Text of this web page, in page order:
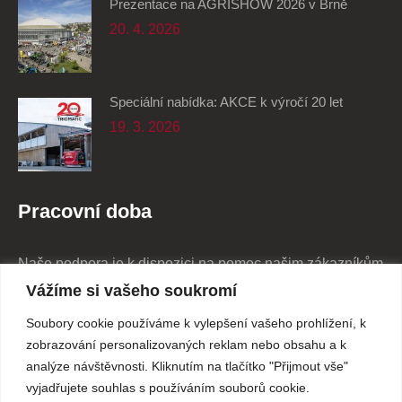
Vážíme si vašeho soukromí
Soubory cookie používáme k vylepšení vašeho prohlížení, k
zobrazování personalizovaných reklam nebo obsahu a k
analýze návštěvnosti. Kliknutím na tlačítko "Přijmout vše"
vyjadřujete souhlas s používáním souborů cookie.
Prezentace na AGRISHOW 2026 v Brně
20. 4. 2026
Speciální nabídka: AKCE k výročí 20 let
19. 3. 2026
Pracovní doba
Naše podpora je k dispozici na pomoc našim zákazníkům
24/7
Pondělí - Pátek 7:30 - 16:00
so, ne, svátky zavřeno